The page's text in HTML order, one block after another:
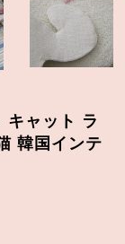
ャット ラ
韓国インテ